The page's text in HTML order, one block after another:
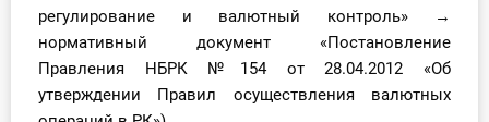
регулирование и валютный контроль» →
нормативный документ «Постановление
Правления НБРК №154 от 28.04.2012 «Об
утверждении Правил осуществления валютных